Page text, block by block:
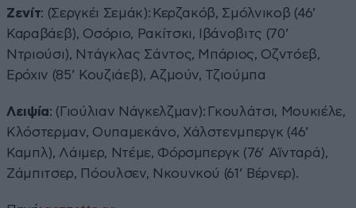
Ζενίτ: (Σεργκέι Σεμάκ): Κερζακόβ, Σμόλνικοβ (46’
Καραβάεβ), Οσόριο, Ρακίτσκι, Ιβάνοβιτς (70’
Ντριούσι), Ντάγκλας Σάντος, Μπάριος, Οζντόεβ,
Ερόχιν (85’ Κουζιάεβ), Αζμούν, Τζιούμπα
Λειψία: (Γιούλιαν Νάγκελζμαν): Γκουλάτσι, Μουκιέλε,
Κλόστερμαν, Ουπαμεκάνο, Χάλστενμπεργκ (46’
Καμπλ), Λάιμερ, Ντέμε, Φόρσμπεργκ (76’ Αϊνταρά),
Ζάμπιτσερ, Πόουλσεν, Νκουνκού (61’ Βέρνερ).